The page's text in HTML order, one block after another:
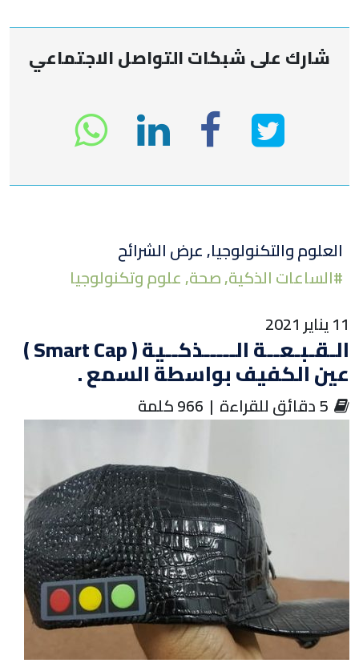
شارك على شبكات التواصل الاجتماعي
انشر
على
تويتر
انشر
في
الفيسبوك
انشر
على
لينكد
إن
العلوم والتكنولوجيا,عرض الشرائح
#الساعات الذكية,صحة,علوم وتكنولوجيا
11 يناير 2021
الـقـبـعــة الـــــذكــية ( Smart Cap )
عين الكفيف بواسطة السمع .